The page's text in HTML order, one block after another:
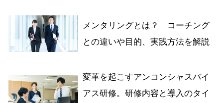
メンタリングとは？ コーチング
との違いや目的、実践方法を解説
変革を起こすアンコンシャスバイ
アス研修。研修内容と導入のタイ